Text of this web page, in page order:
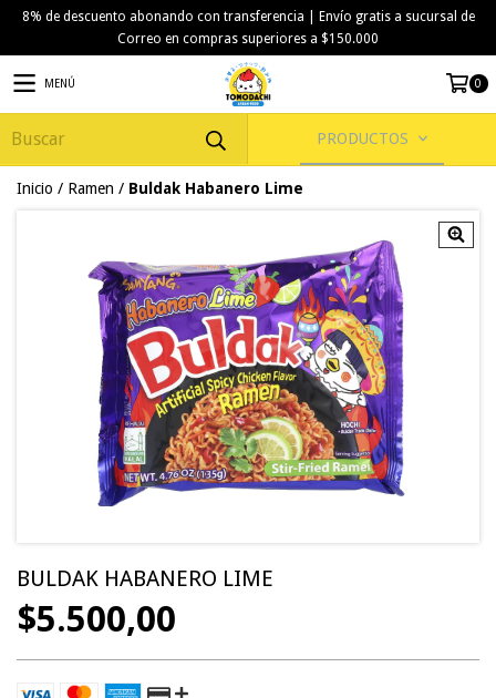
8% de descuento abonando con transferencia | Envío gratis a sucursal de
Correo en compras superiores a $150.000
MENÚ 0
PRODUCTOS
Inicio / Ramen / Buldak Habanero Lime
BULDAK HABANERO LIME
$5.500,00